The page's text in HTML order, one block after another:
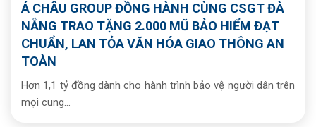
Á CHÂU GROUP ĐỒNG HÀNH CÙNG CSGT ĐÀ
NẴNG TRAO TẶNG 2.000 MŨ BẢO HIỂM ĐẠT
CHUẨN, LAN TỎA VĂN HÓA GIAO THÔNG AN
TOÀN
Hơn 1,1 tỷ đồng dành cho hành trình bảo vệ người dân trên
mọi cung...